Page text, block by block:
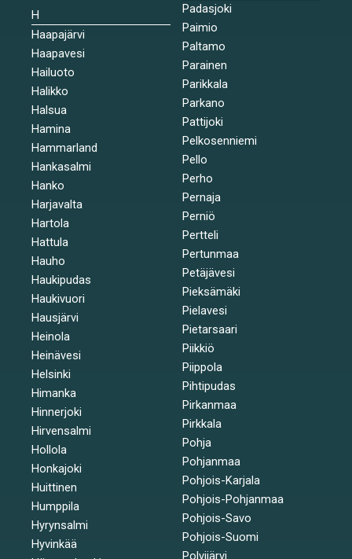
H
Haapajärvi
Haapavesi
Hailuoto
Halikko
Halsua
Hamina
Hammarland
Hankasalmi
Hanko
Harjavalta
Hartola
Hattula
Hauho
Haukipudas
Haukivuori
Hausjärvi
Heinola
Heinävesi
Helsinki
Himanka
Hinnerjoki
Hirvensalmi
Hollola
Honkajoki
Huittinen
Humppila
Hyrynsalmi
Hyvinkää
Padasjoki
Paimio
Paltamo
Parainen
Parikkala
Parkano
Pattijoki
Pelkosenniemi
Pello
Perho
Pernaja
Perniö
Pertteli
Pertunmaa
Petäjävesi
Pieksämäki
Pielavesi
Pietarsaari
Piikkiö
Piippola
Pihtipudas
Pirkanmaa
Pirkkala
Pohja
Pohjanmaa
Pohjois-Karjala
Pohjois-Pohjanmaa
Pohjois-Savo
Pohjois-Suomi
Polvijärvi